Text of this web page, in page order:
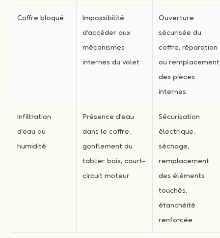
Coffre bloqué
Impossibilité
d’accéder aux
mécanismes
internes du volet
Ouverture
sécurisée du
coffre, réparation
ou remplacement
des pièces
internes
Infiltration
d’eau ou
humidité
Présence d’eau
dans le coffre,
gonflement du
tablier bois, court-
circuit moteur
Sécurisation
électrique,
séchage,
remplacement
des éléments
touchés,
étanchéité
renforcée